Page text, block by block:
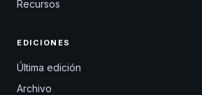
Recursos
EDICIONES
Última edición
Archivo